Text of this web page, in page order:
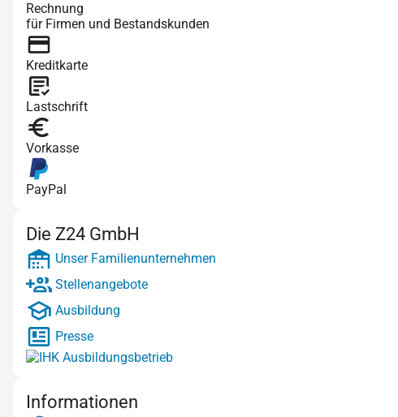
Rechnung
für Firmen und Bestandskunden
Kreditkarte
Lastschrift
Vorkasse
PayPal
Die Z24 GmbH
Unser Familienunternehmen
Stellenangebote
Ausbildung
Presse
Informationen